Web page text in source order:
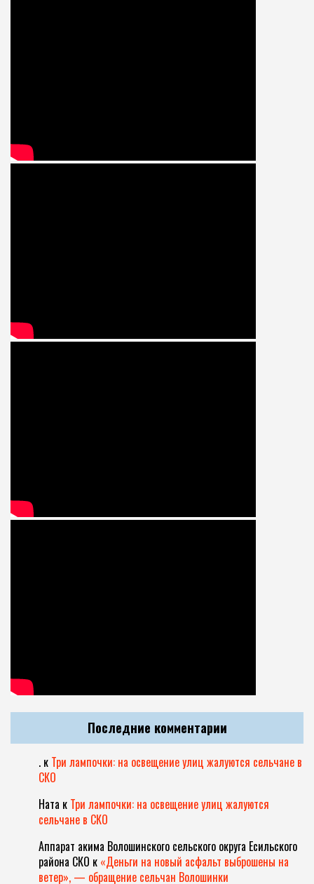
Последние комментарии
. к Три лампочки: на освещение улиц жалуются сельчане в
СКО
Ната к Три лампочки: на освещение улиц жалуются
сельчане в СКО
Аппарат акима Волошинского сельского округа Есильского
района СКО к «Деньги на новый асфальт выброшены на
ветер», — обращение сельчан Волошинки